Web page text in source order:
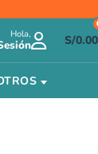
Hola, S/0.00